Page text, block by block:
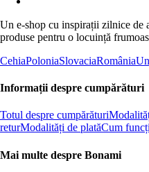
Un e-shop cu inspirații zilnice de
produse pentru o locuință
CehiaPoloniaSlovaciaRomânia
Informații despre cumpărături
Totul despre cumpărături
returModalități de platăCum
Mai multe despre Bonami